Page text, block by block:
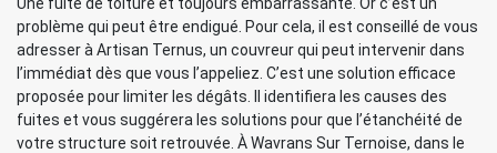
problème qui peut être endigué. Pour cela, il est conseillé de vous
adresser à Artisan Ternus, un couvreur qui peut intervenir dans
l’immédiat dès que vous l’appeliez. C’est une solution efficace
proposée pour limiter les dégâts. Il identifiera les causes des
fuites et vous suggérera les solutions pour que l’étanchéité de
votre structure soit retrouvée. À Wavrans Sur Ternoise, dans le